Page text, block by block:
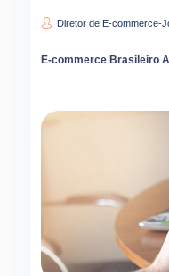
Diretor de E-commerce-